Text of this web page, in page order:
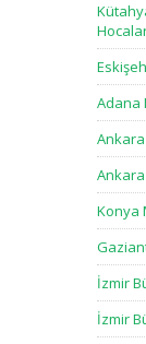
Adana
Konya
İzmir
İzmir